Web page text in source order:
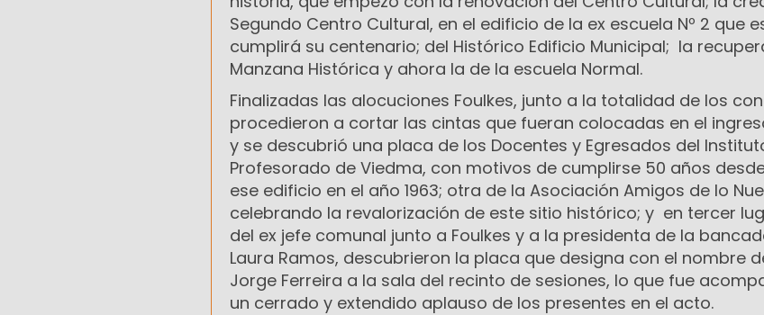
Segundo Centro Cultural, en el edificio de la ex escuela Nº 2 que
cumplirá su centenario; del Histórico Edificio Municipal; la
Manzana Histórica y ahora la de la escuela Normal.
Finalizadas las alocuciones Foulkes, junto a la totalidad de los
procedieron a cortar las cintas que fueran colocadas en el
y se descubrió una placa de los Docentes y Egresados del
Profesorado de Viedma, con motivos de cumplirse 50 años
ese edificio en el año 1963; otra de la Asociación Amigos de lo
celebrando la revalorización de este sitio histórico; y en tercer
del ex jefe comunal junto a Foulkes y a la presidenta de la
Laura Ramos, descubrieron la placa que designa con el nombre
Jorge Ferreira a la sala del recinto de sesiones, lo que fue
un cerrado y extendido aplauso de los presentes en el acto.